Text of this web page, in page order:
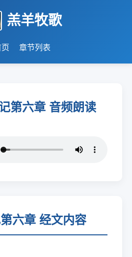
羔羊牧歌
章节列表
第六章 音频朗读
六章 经文内容